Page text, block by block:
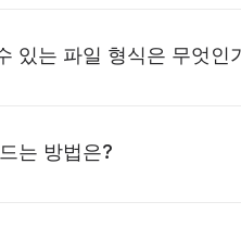
있는 파일 형식은 무엇인
는 방법은?